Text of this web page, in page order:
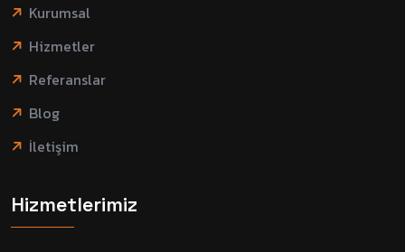
Kurumsal
Hizmetler
Referanslar
Blog
İletişim
Hizmetlerimiz